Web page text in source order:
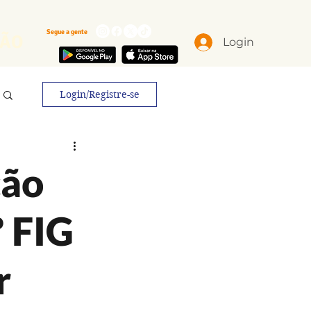
Segue a gente
Login
Login/Registre-se